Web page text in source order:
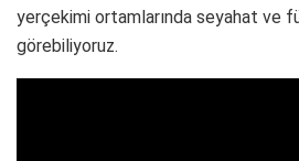
yerçekimi ortamlarında seyahat ve
görebiliyoruz.